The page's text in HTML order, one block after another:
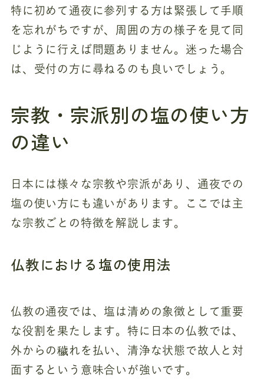
特に初めて通夜に参列する方は緊張して手順
を忘れがちですが、周囲の方の様子を見て同
じように行えば問題ありません。迷った場合
は、受付の方に尋ねるのも良いでしょう。
宗教・宗派別の塩の使い方
の違い
日本には様々な宗教や宗派があり、通夜での
塩の使い方にも違いがあります。ここでは主
な宗教ごとの特徴を解説します。
仏教における塩の使用法
仏教の通夜では、塩は清めの象徴として重要
な役割を果たします。特に日本の仏教では、
外からの穢れを払い、清浄な状態で故人と対
面するという意味合いが強いです。